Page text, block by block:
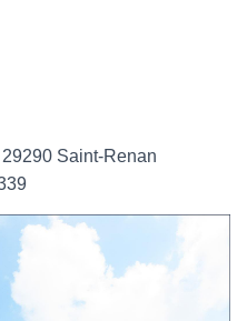
Saint-Renan